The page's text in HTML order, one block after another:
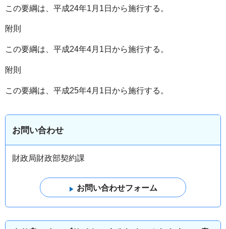
この要綱は、平成24年1月1日から施行する。
附則
この要綱は、平成24年4月1日から施行する。
附則
この要綱は、平成25年4月1日から施行する。
お問い合わせ
財政局財政部契約課